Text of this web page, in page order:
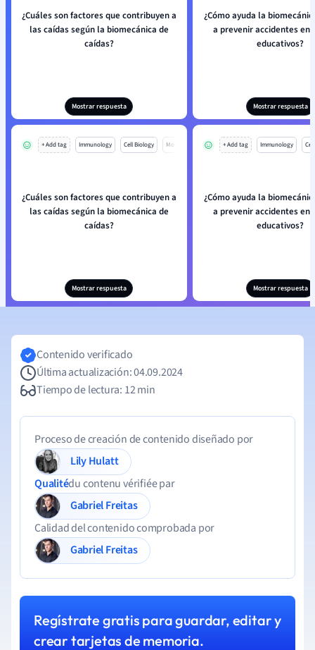
¿Cuáles son factores que contribuyen a
las caídas según la biomecánica de
caídas?
Mostrar respuesta
¿Cómo ayuda la
a prevenir accidentes en
educativos?
Mostrar respuesta
+ Add tag Immunology Cell Biology Mo
¿Cuáles son factores que contribuyen a
las caídas según la biomecánica de
caídas?
Mostrar respuesta
+ Add tag Immunology
¿Cómo ayuda la
a prevenir accidentes en
educativos?
Mostrar respuesta
Contenido verificado
Última actualización: 04.09.2024
Tiempo de lectura: 12 min
Proceso de creación de contenido diseñado por
Lily Hulatt
Qualitédu contenu vérifiée par
Gabriel Freitas
Calidad del contenido comprobada por
Gabriel Freitas
Regístrate gratis para guardar, editar y
crear tarjetas de memoria.